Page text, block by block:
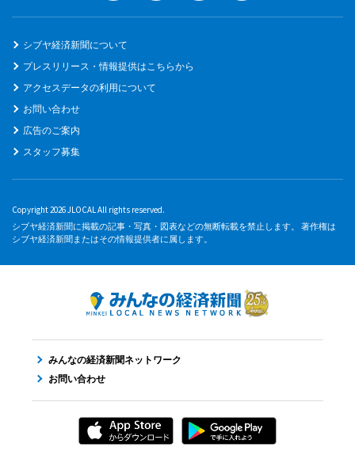
シブヤ経済新聞について
プレスリリース・情報提供はこちらから
アクセスデータの利用について
お問い合わせ
広告のご案内
スタッフ募集
Copyright 2026 JLOCAL All rights reserved.
シブヤ経済新聞に掲載の記事・写真・図表などの無断転載を禁止します。 著作権は
シブヤ経済新聞またはその情報提供者に属します。
みんなの経済新聞ネットワーク
お問い合わせ